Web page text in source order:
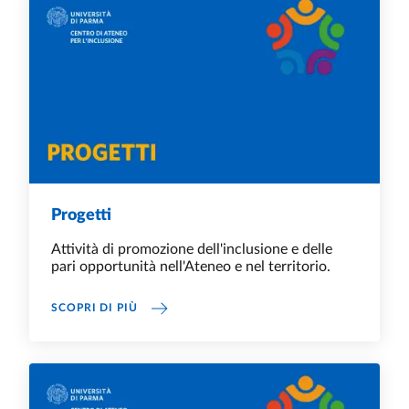
Progetti
Attività di promozione dell'inclusione e delle
pari opportunità nell'Ateneo e nel territorio.
SCOPRI DI PIÙ PROGETTI